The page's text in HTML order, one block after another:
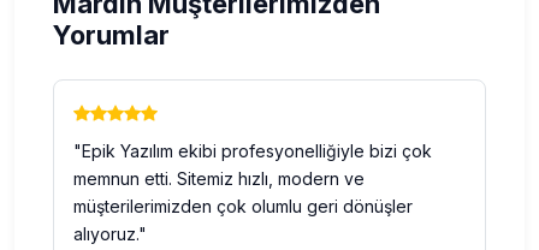
Yorumlar
"Epik Yazılım ekibi profesyonelliğiyle bizi çok
memnun etti. Sitemiz hızlı, modern ve
müşterilerimizden çok olumlu geri dönüşler
alıyoruz."